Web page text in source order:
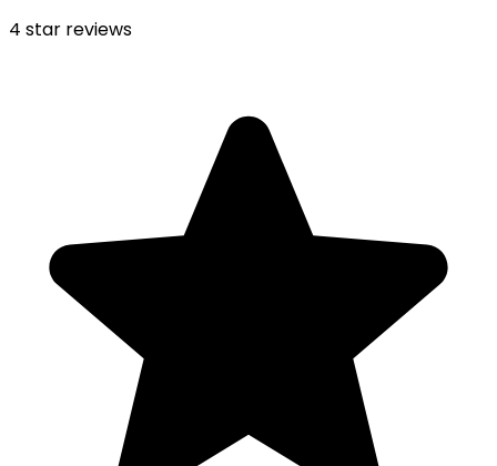
4 star reviews